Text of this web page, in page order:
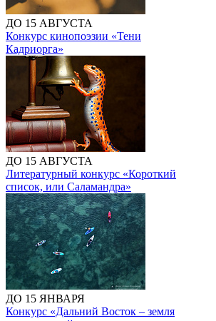
ДО 15 АВГУСТА
Конкурс кинопоэзии «Тени
Кадриорга»
ДО 15 АВГУСТА
Литературный конкурс «Короткий
список, или Саламандра»
ДО 15 ЯНВАРЯ
Конкурс «Дальний Восток – земля